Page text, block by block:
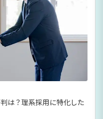
は？理系採用に特化した